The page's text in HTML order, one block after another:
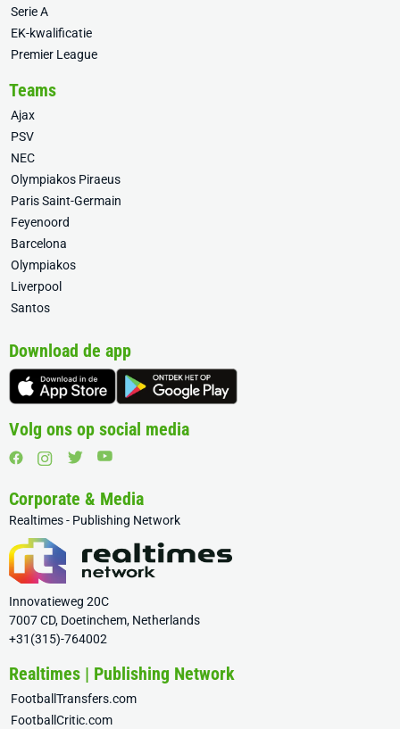
Serie A
EK-kwalificatie
Premier League
Teams
Ajax
PSV
NEC
Olympiakos Piraeus
Paris Saint-Germain
Feyenoord
Barcelona
Olympiakos
Liverpool
Santos
Download de app
Volg ons op social media
Corporate & Media
Realtimes - Publishing Network
Innovatieweg 20C
7007 CD, Doetinchem, Netherlands
+31(315)-764002
Realtimes | Publishing Network
FootballTransfers.com
FootballCritic.com